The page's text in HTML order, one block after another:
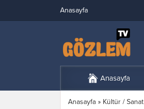
Anasayfa
Anasayfa
Anasayfa » Kültür / Sanat